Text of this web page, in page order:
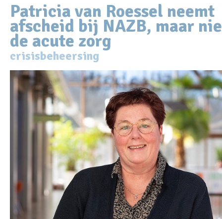
Patricia van Roessel neemt
afscheid bij NAZB, maar
de acute zorg
crisisbeheersing